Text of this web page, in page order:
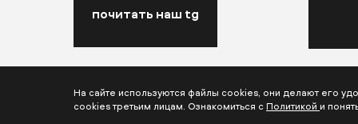
почитать наш tg
На сайте используются файлы cookies, они делают его
cookies третьим лицам. Ознакомиться сПолитикой и